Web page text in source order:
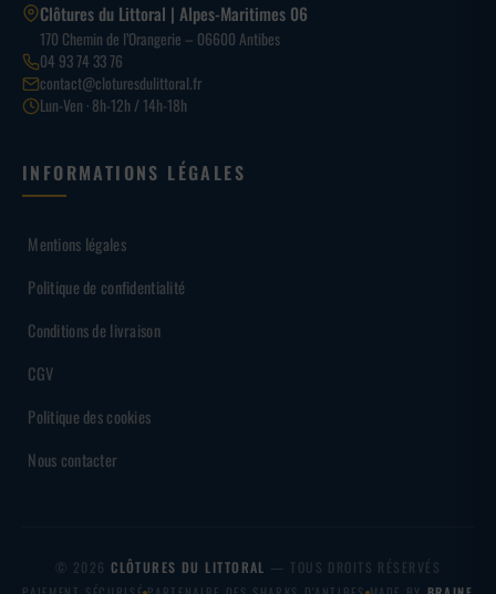
Clôtures du Littoral | Alpes-Maritimes 06
170 Chemin de l’Orangerie – 06600 Antibes
04 93 74 33 76
contact@cloturesdulittoral.fr
Lun-Ven · 8h-12h / 14h-18h
INFORMATIONS LÉGALES
Mentions légales
Politique de confidentialité
Conditions de livraison
CGV
Politique des cookies
Nous contacter
© 2026CLÔTURES DU LITTORAL — TOUS DROITS RÉSERVÉS